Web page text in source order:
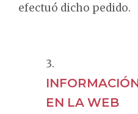
efectuó dicho pedido.
EN LA WEB